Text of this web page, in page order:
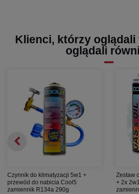
Klienci, którzy
oglądali
Czynnik do klimatyzacji 5w1 +
przewód do nabicia Cool5
zamiennik R134a 290g
Zestaw
+ 2x